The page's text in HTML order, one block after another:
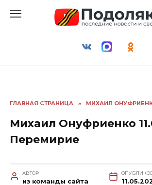
ГЛАВНАЯ СТРАНИЦА » МИХАИЛ
Михаил Онуфриенко
Перемирие
АВТОР
из команды сайта